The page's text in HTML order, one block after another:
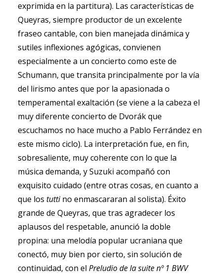
exprimida en la partitura). Las características de
Queyras, siempre productor de un excelente
fraseo cantable, con bien manejada dinámica y
sutiles inflexiones agógicas, convienen
especialmente a un concierto como este de
Schumann, que transita principalmente por la vía
del lirismo antes que por la apasionada o
temperamental exaltación (se viene a la cabeza el
muy diferente concierto de Dvorák que
escuchamos no hace mucho a Pablo Ferrández en
este mismo ciclo). La interpretación fue, en fin,
sobresaliente, muy coherente con lo que la
música demanda, y Suzuki acompañó con
exquisito cuidado (entre otras cosas, en cuanto a
que los tuttino enmascararan al solista). Éxito
grande de Queyras, que tras agradecer los
aplausos del respetable, anunció la doble
propina: una melodía popular ucraniana que
conectó, muy bien por cierto, sin solución de
continuidad, con el Preludio de la suite nº 1 BWV